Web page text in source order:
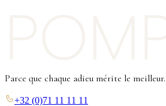
Parce que chaque adieu mérite le meilleur.
+32 (0)71 11 11 11